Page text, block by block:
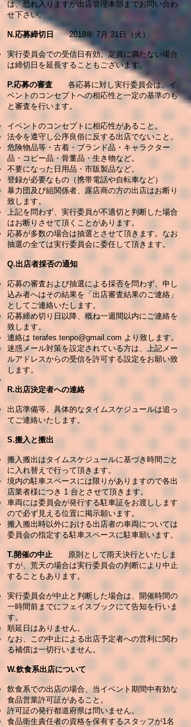
は、恐れ入りますが出店管理本部までお問い合わ
せ下さい。
N.応募締切日2018年 7月 31 日（火）
実行委員会での受信日有効。定員に満たない場合
は締切日を延長することもございます。
P.応募の審査 各応募に対し実行委員会は、イ
ベントのコンセプトへの相応性と一定の基準のも
と審査を行います。
イベントのコンセプトに相応性があること。
法令を遵守し公序良俗に反する出店でないこと。
危険物品等・古着・ブランド品・キャラクター
品・コピー品・骨董品・生き物など。
不要になった日用品・市販製品など。
登録が必要なもの（携帯電話や自転車など）
暴力団及び組関係者、露店商の方の出店はお断り
致します。
上記を問わず、実行委員が不適切と判断した場合
はお断りさせて頂くことがあります。
応募が多数の場合は抽選とさせて頂きます。なお
抽選の全ては実行委員会に委任して頂きます。
Q.出店者採否の通知
応募の審査および抽選による採否を問わず、申し
込み者へはその結果を「出店審査結果のご連絡」
としてご連絡いたします。
応募締め切り日以降、概ね一週間以内にご連絡を
致します。
連絡は terafes.tenpo@gmail.com より致します。
迷惑メール対策を設定されている方は、上記メー
ルアドレスからの受信を許可する設定をお願い致
します。
R.出店決定者への連絡
出店準備等、具体的なタイムスケジュールは追っ
てご連絡いたします。
S.搬入と搬出
搬入搬出はタイムスケジュールに基づき時間ごと
に入れ替えで行って頂きます。
境内の駐車スペースには限りがありますので各出
店業者様につき 1 台とさせて頂きます。
車両には委員会が発行する駐車証をお渡しします
ので必ず見える位置に掲示願います。
搬入搬出時以外における出店者の車両については
委員会の指定する駐車スペースに駐車願います。
T.開催の中止 原則として雨天決行といたしま
すが、荒天の場合は実行委員会の判断により中止
することもあります。
実行委員会が中止と判断した場合は、開催時間の
一時間前までにフェイスブックにて告知を行いま
す。
順延日はありません。
なお、この中止による出店予定者への営利に関わ
る補償は一切行いません。
W.飲食系出店について
飲食系での出店の場合、当イベント期間中有効な
食品営業許可証があること。
許可証の発行都道府県は問いません。
食品衛生責任者の資格を保有するスタッフが1名